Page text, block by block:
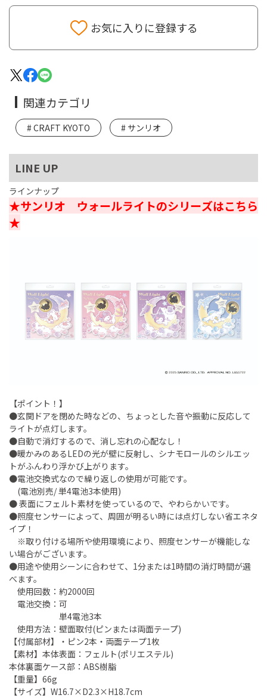
お気に入りに登録する
LINE UP
ラインナップ
★サンリオ ウォールライトのシリーズはこちら
★
【ポイント！】
●玄関ドアを閉めた時などの、ちょっとした音や振動に反応して
ライトが点灯します。
●自動で消灯するので、消し忘れの心配なし！
●暖かみのあるLEDの光が壁に反射し、シナモロールのシルエッ
トがふんわり浮かび上がります。
●電池交換式なので繰り返しの使用が可能です。
(電池別売/ 単4電池3本使用)
● 表面にフェルト素材を使っているので、やわらかいです。
●照度センサーによって、周囲が明るい時には点灯しない省エネタ
イプ！
※取り付ける場所や使用環境により、照度センサーが機能しな
い場合がございます。
●用途や使用シーンに合わせて、1分または1時間の消灯時間が選
べます。
使用回数：約2000回
電池交換：可
単4電池3本
使用方法：壁面取付(ピンまたは両面テープ)
【付属部材】・ピン2本・両面テープ1枚
【素材】本体表面：フェルト(ポリエステル)
本体裏面ケース部：ABS樹脂
【重量】66g
【サイズ】W16.7×D2.3×H18.7cm
関連カテゴリ
CRAFT KYOTO サンリオ